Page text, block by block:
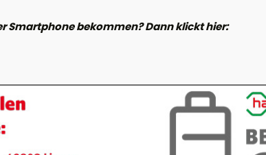
Smartphone bekommen? Dann klickt hier: